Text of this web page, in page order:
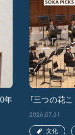
年
「三つの花
2026.07.31
文化